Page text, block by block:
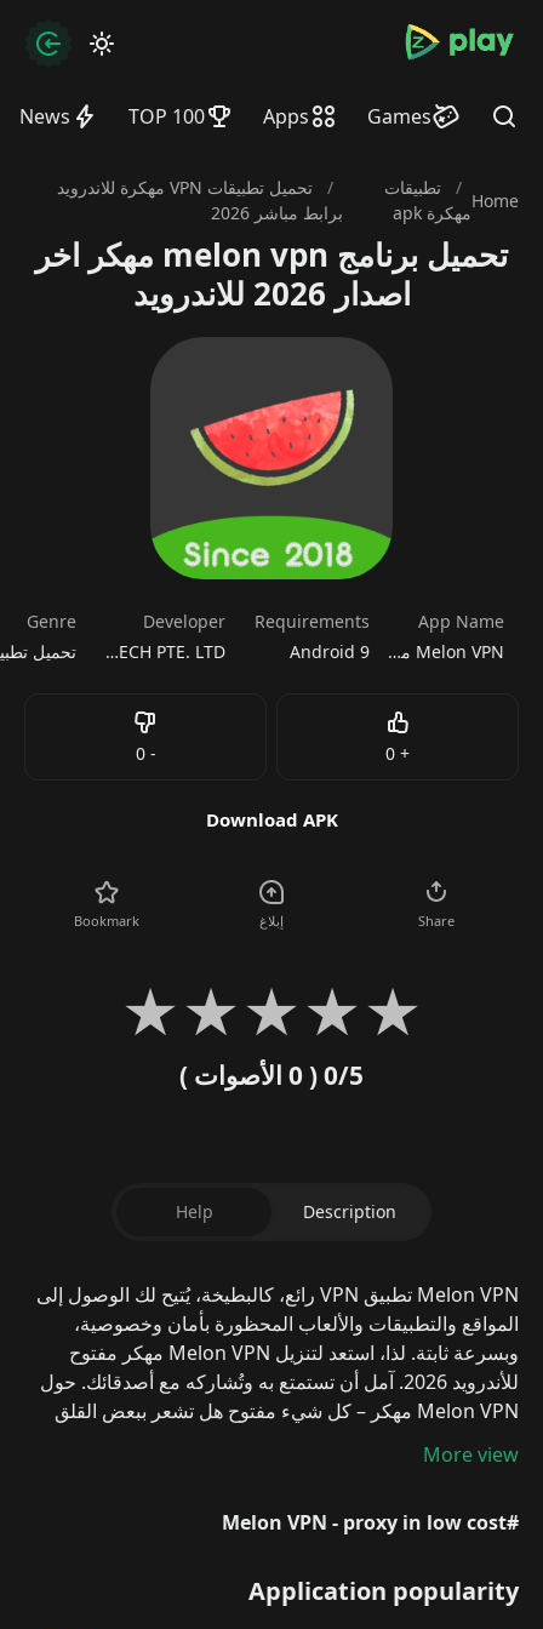
bramjpure.com
Games
Apps
TOP 100
News Find
Home
/
تطبيقات
مهكرة apk
/
تحميل تطبيقات VPN مهكرة للاندرويد
برابط مباشر 2026
تحميل برنامج melon vpn مهكر اخر
اصدار 2026 للاندرويد
App Name
Melon VPN مهكر
Requirements
Android 9
Developer
WILDLOOK TECH PTE. LTD.
Genre
+
0
Like
-
0
Dislike
Download APK
Share إبلاغ Bookmark
★
★
★
★
★
0/5( 0 الأصوات )
Description
Help
Melon VPN تطبيق VPN رائع، كالبطيخة، يُتيح لك الوصول إلى
المواقع والتطبيقات والألعاب المحظورة بأمان وخصوصية،
وبسرعة ثابتة. لذا، استعد لتنزيل Melon VPN مهكر مفتوح
للأندرويد 2026. آمل أن تستمتع به وتُشاركه مع أصدقائك.
حول
Melon VPN مهكر – كل شيء مفتوح
هل تشعر ببعض القلق
المحظورة. إنه سهل الاستخدام ويضمن أداءً أفضل للمستخدمين،
لكن انتظر، هناك المزيد!
هو سياسته الصارمة
More view
#Melon VPN - proxy in low cost
Application popularity